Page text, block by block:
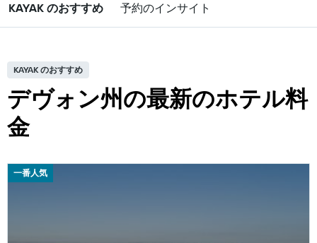
KAYAK のおすすめ 予約のインサイト
KAYAK のおすすめ
デヴォン州の最新のホテル料
金
一番人気